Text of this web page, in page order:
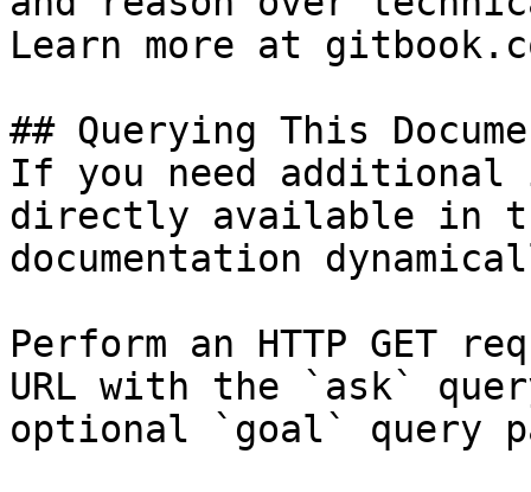
Learn more at
## Querying This
If you need
directly available in
documentation
Perform an HTTP GET
URL with the `ask`
optional `goal` query